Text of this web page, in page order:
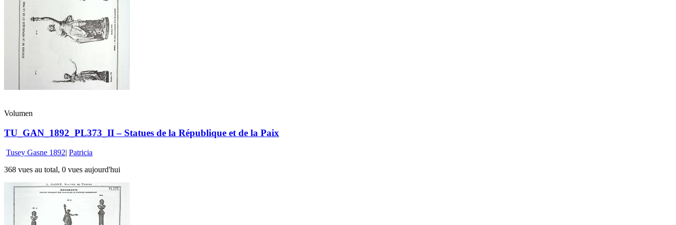
Volumen
TU_GAN_1892_PL373_II – Statues de la République et de la Paix
Tusey Gasne 1892| Patricia
368 vues au total, 0 vues aujourd'hui